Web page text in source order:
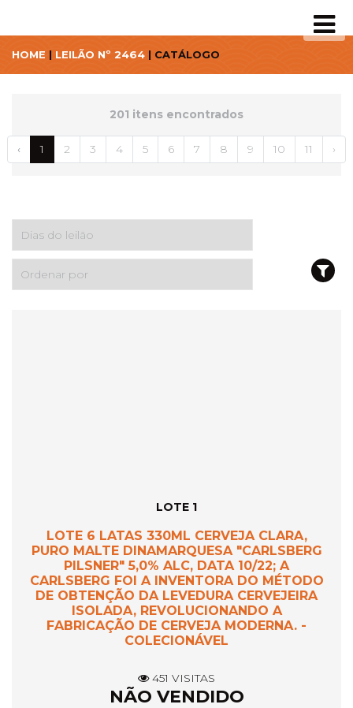
HOME | LEILÃO Nº 2464 | CATÁLOGO
201 itens encontrados
‹ 1 2 3 4 5 6 7 8 9 10 11 ›
LOTE 1
LOTE 6 LATAS 330ML CERVEJA CLARA,
PURO MALTE DINAMARQUESA "CARLSBERG
PILSNER" 5,0% ALC, DATA 10/22; A
CARLSBERG FOI A INVENTORA DO MÉTODO
DE OBTENÇÃO DA LEVEDURA CERVEJEIRA
ISOLADA, REVOLUCIONANDO A
FABRICAÇÃO DE CERVEJA MODERNA. -
COLECIONÁVEL
451 VISITAS
NÃO VENDIDO